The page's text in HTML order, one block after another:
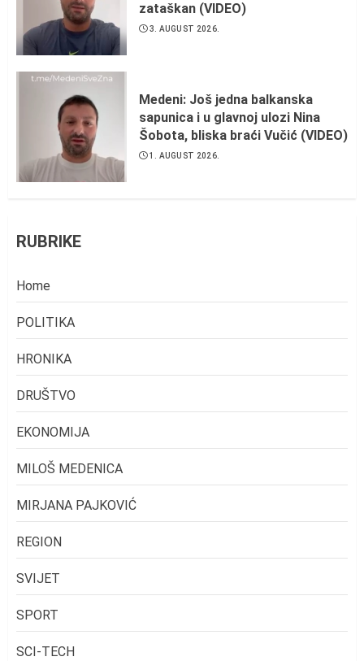
zataškan (VIDEO)
3. AUGUST 2026.
Medeni: Još jedna balkanska
sapunica i u glavnoj ulozi Nina
Šobota, bliska braći Vučić (VIDEO)
1. AUGUST 2026.
RUBRIKE
Home
POLITIKA
HRONIKA
DRUŠTVO
EKONOMIJA
MILOŠ MEDENICA
MIRJANA PAJKOVIĆ
REGION
SVIJET
SPORT
SCI-TECH